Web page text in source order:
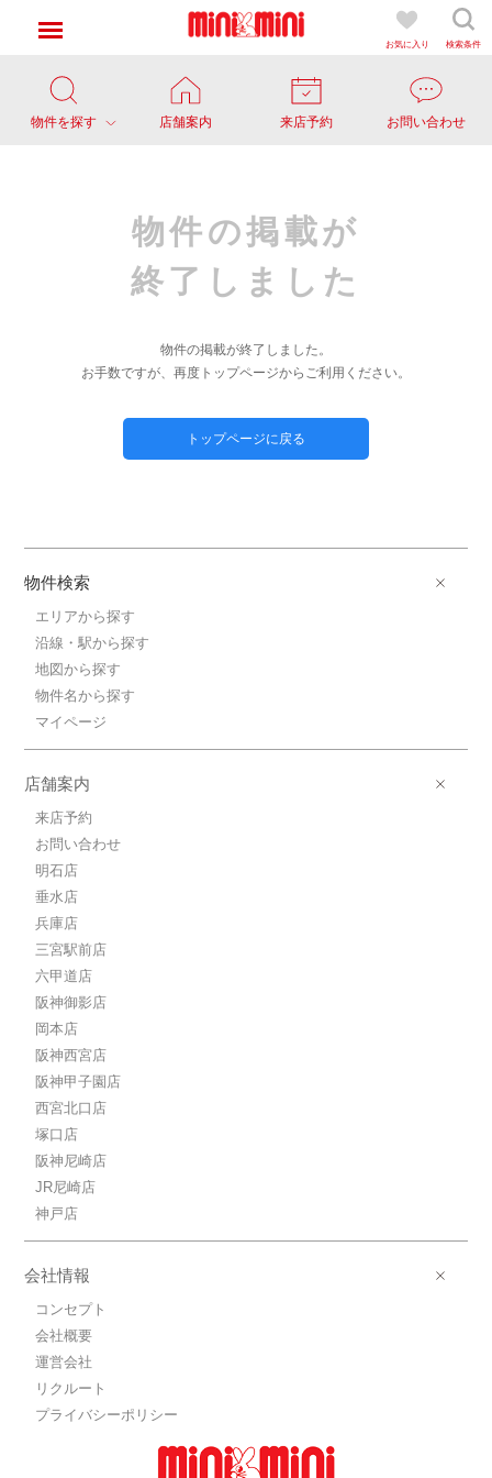
お気に入り 検索条件
物件を探す 店舗案内 来店予約 お問い合わせ
物件の掲載が
終了しました
物件の掲載が終了しました。
お手数ですが、再度トップページからご利用ください。
トップページに戻る
物件検索
エリアから探す
沿線・駅から探す
地図から探す
物件名から探す
マイページ
店舗案内
来店予約
お問い合わせ
明石店
垂水店
兵庫店
三宮駅前店
六甲道店
阪神御影店
岡本店
阪神西宮店
阪神甲子園店
西宮北口店
塚口店
阪神尼崎店
JR尼崎店
神戸店
会社情報
コンセプト
会社概要
運営会社
リクルート
プライバシーポリシー